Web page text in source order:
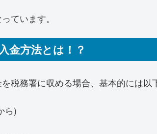
ています。
金方法とは！？
税務署に収める場合、基本的には以
ら)